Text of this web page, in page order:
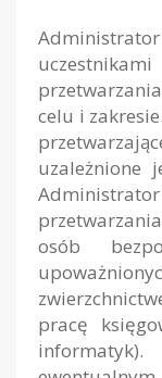
celu i
uzależnione
osób
pracę
informatyk).